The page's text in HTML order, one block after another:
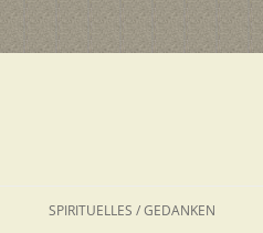
SPIRITUELLES / GEDANKEN